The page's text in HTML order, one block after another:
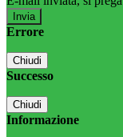
Errore
Chiudi
Successo
Chiudi
Informazione